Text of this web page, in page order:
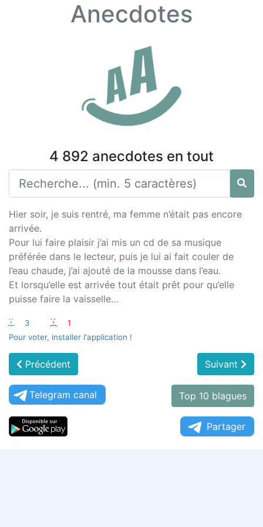
Anecdotes
4 892 anecdotes en tout
Hier soir, je suis rentré, ma femme n’était pas encore
arrivée.
Pour lui faire plaisir j’ai mis un cd de sa musique
préférée dans le lecteur, puis je lui ai fait couler de
l’eau chaude, j’ai ajouté de la mousse dans l’eau.
Et lorsqu’elle est arrivée tout était prêt pour qu’elle
puisse faire la vaisselle…
:-) 3 :-(
1
Pour voter, installer l'application !
Précédent Suivant
Telegram canal Top 10 blagues
Partager